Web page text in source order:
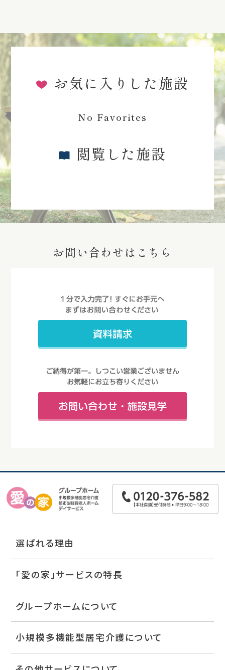
お気に入りした施設
No Favorites
閲覧した施設
お問い合わせはこちら
選ばれる理由
「愛の家」サービスの特長
グループホームについて
小規模多機能型居宅介護について